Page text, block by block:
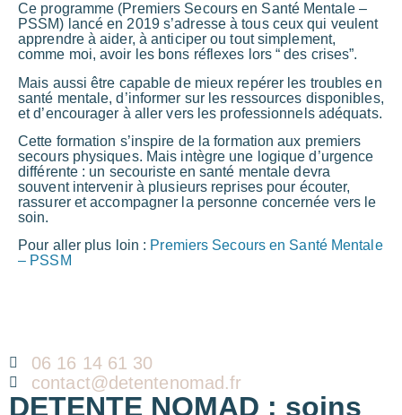
Ce programme (Premiers Secours en Santé Mentale –
PSSM) lancé en 2019 s’adresse à tous ceux qui veulent
apprendre à aider, à anticiper ou tout simplement,
comme moi, avoir les bons réflexes lors “ des crises”.
Mais aussi être capable de mieux repérer les troubles en
santé mentale, d’informer sur les ressources disponibles,
et d’encourager à aller vers les professionnels adéquats.
Cette formation s’inspire de la formation aux premiers
secours physiques. Mais intègre une logique d’urgence
différente : un secouriste en santé mentale devra
souvent intervenir à plusieurs reprises pour écouter,
rassurer et accompagner la personne concernée vers le
soin.
Pour aller plus loin : Premiers Secours en Santé Mentale
– PSSM
06 16 14 61 30
contact@detentenomad.fr
DETENTE NOMAD : soins